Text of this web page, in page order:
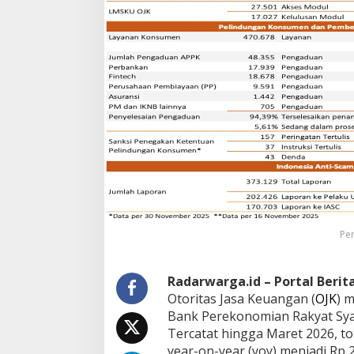
Radarwarga.id – Portal
Otoritas Jasa Keuangan (OJK)
Bank Perekonomian Rakyat
Tercatat hingga Maret 2026,